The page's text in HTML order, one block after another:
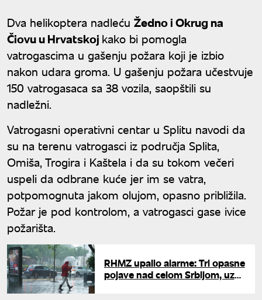
Dva helikoptera nadleću Žedno i Okrug na
Čiovu u Hrvatskoj kako bi pomogla
vatrogascima u gašenju požara koji je izbio
nakon udara groma. U gašenju požara učestvuje
150 vatrogasaca sa 38 vozila, saopštili su
nadležni.
Vatrogasni operativni centar u Splitu navodi da
su na terenu vatrogasci iz područja Splita,
Omiša, Trogira i Kaštela i da su tokom večeri
uspeli da odbrane kuće jer im se vatra,
potpomognuta jakom olujom, opasno približila.
Požar je pod kontrolom, a vatrogasci gase ivice
požarišta.
RHMZ upalio alarme: Tri opasne
pojave nad celom Srbijom, uz